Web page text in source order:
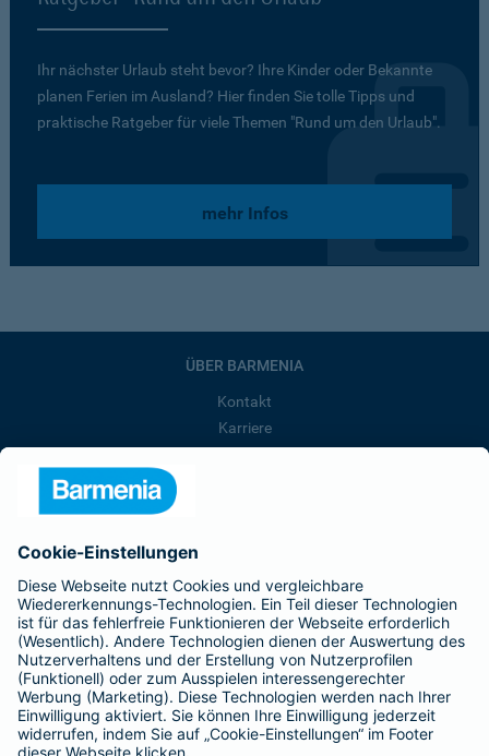
Ihr nächster Urlaub steht bevor? Ihre Kinder oder Bekannte
planen Ferien im Ausland? Hier finden Sie tolle Tipps und
praktische Ratgeber für viele Themen "Rund um den Urlaub".
mehr Infos
ÜBER BARMENIA
Kontakt
Karriere
Barmenia ist Teil der BarmeniaGothaer
BELIEBTE SEITEN
Kranken-Zusatzversicherung
Tierversicherungen
Haftpflichtversicherung
Hausratversicherung